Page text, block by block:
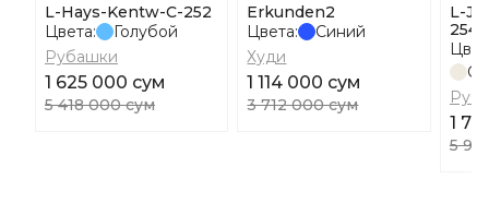
L-Hays-Kentw-C-252
Цвета:
Голубой
Рубашки
1 625 000 сум
5 418 000 сум
Erkunden2
Цвета:
Синий
Худи
1 114 000 сум
3 712 000 сум
L-
254
1
5